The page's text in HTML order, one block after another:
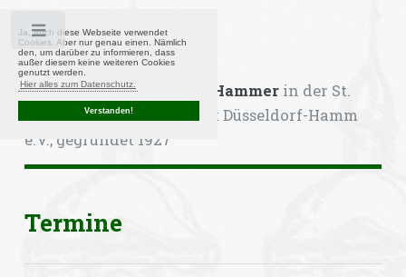
Ja, auch diese Webseite verwendet
Cookies. Aber nur genau einen. Nämlich
den, um darüber zu informieren, dass
außer diesem keine weiteren Cookies
genutzt werden.
Hier alles zum Datenschutz.
Verstanden!
Kompanie Heimattreue Hammerin der St.
Sebastianus-Bruderschaft Düsseldorf-Hamm
e.V., gegründet 1927
Termine
Toggle